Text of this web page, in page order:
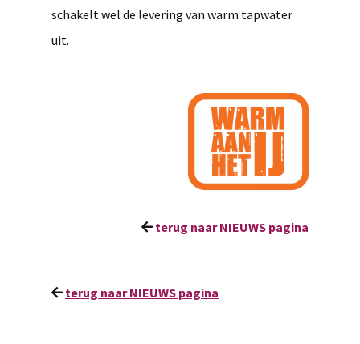
schakeltwel de levering van warm tapwater
uit.
terug naar NIEUWS pagina
terug naar NIEUWS pagina